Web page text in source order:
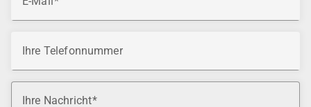
Ihre Telefonnummer
Ihre Nachricht